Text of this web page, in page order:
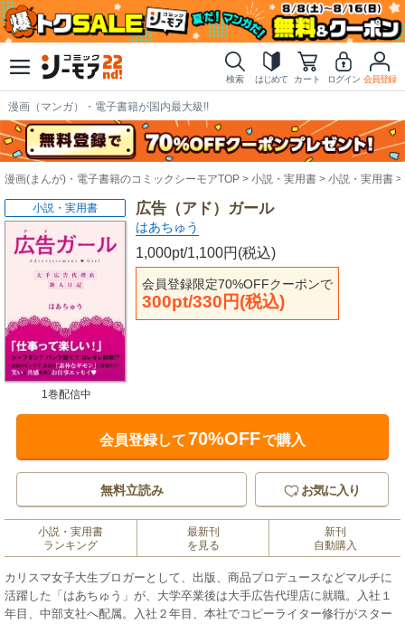
検索 はじめて カート ログイン 会員登録
漫画（マンガ）・電子書籍が国内最大級!!
漫画(まんが)・電子書籍のコミックシーモアTOP 小説・実用書 小説・実用書
広告（アド）ガール
はあちゅう
1,000pt/1,100円(税込)
会員登録限定70%OFFクーポンで
300pt/330円(税込)
小説・実用書
1巻配信中
会員登録して70%OFFで購入
無料立読み お気に入り
小説・実用書
ランキング
最新刊
を見る
新刊
自動購入
カリスマ女子大生ブロガーとして、出版、商品プロデュースなどマルチに
活躍した「はあちゅう」が、大学卒業後は大手広告代理店に就職。入社１
年目、中部支社へ配属。入社２年目、本社でコピーライター修行がスター